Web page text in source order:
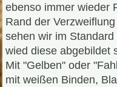
ebenso immer wieder
Rand der
sehen wir im
wied diese abgebildet
Mit "Gelben" oder
mit weißen Binden,